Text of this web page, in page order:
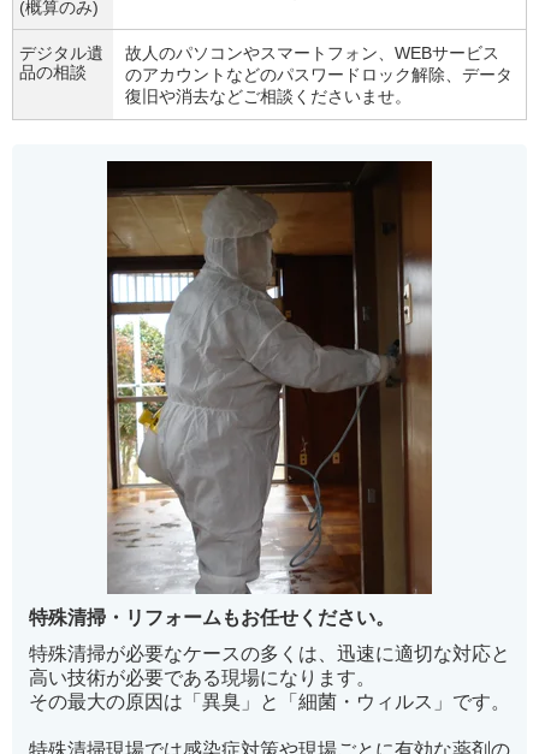
(概算のみ)
デジタル遺
品の相談
故人のパソコンやスマートフォン、WEBサービス
のアカウントなどのパスワードロック解除、データ
復旧や消去などご相談くださいませ。
特殊清掃・リフォームもお任せください。
特殊清掃が必要なケースの多くは、迅速に適切な対応と
高い技術が必要である現場になります。
その最大の原因は「異臭」と「細菌・ウィルス」です。
特殊清掃現場では感染症対策や現場ごとに有効な薬剤の